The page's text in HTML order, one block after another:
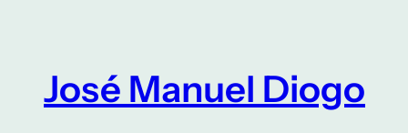
conteúdoJosé Manuel Diogo